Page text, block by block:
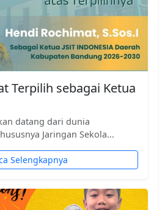
Terpilih sebagai Ketua
datang dari dunia
Jaringan Sekola...
Selengkapnya